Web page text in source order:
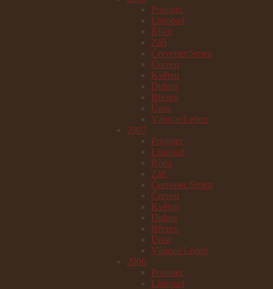
Prosinec
Listopad
Říjen
Září
Červenec/Srpen
Červen
Květen
Duben
Březen
Únor
Vánoce/Leden
2007
Prosinec
Listopad
Říjen
Září
Červenec/Srpen
Červen
Květen
Duben
Březen
Únor
Vánoce/Leden
2006
Prosinec
Listopad